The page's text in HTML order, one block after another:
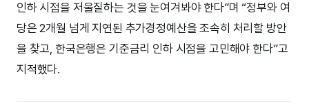
인하 시점을 저울질하는 것을 눈여겨봐야 한다”며 “정부와 여
당은 2개월 넘게 지연된 추가경정예산을 조속히 처리할 방안
을 찾고, 한국은행은 기준금리 인하 시점을 고민해야 한다”고
지적했다.